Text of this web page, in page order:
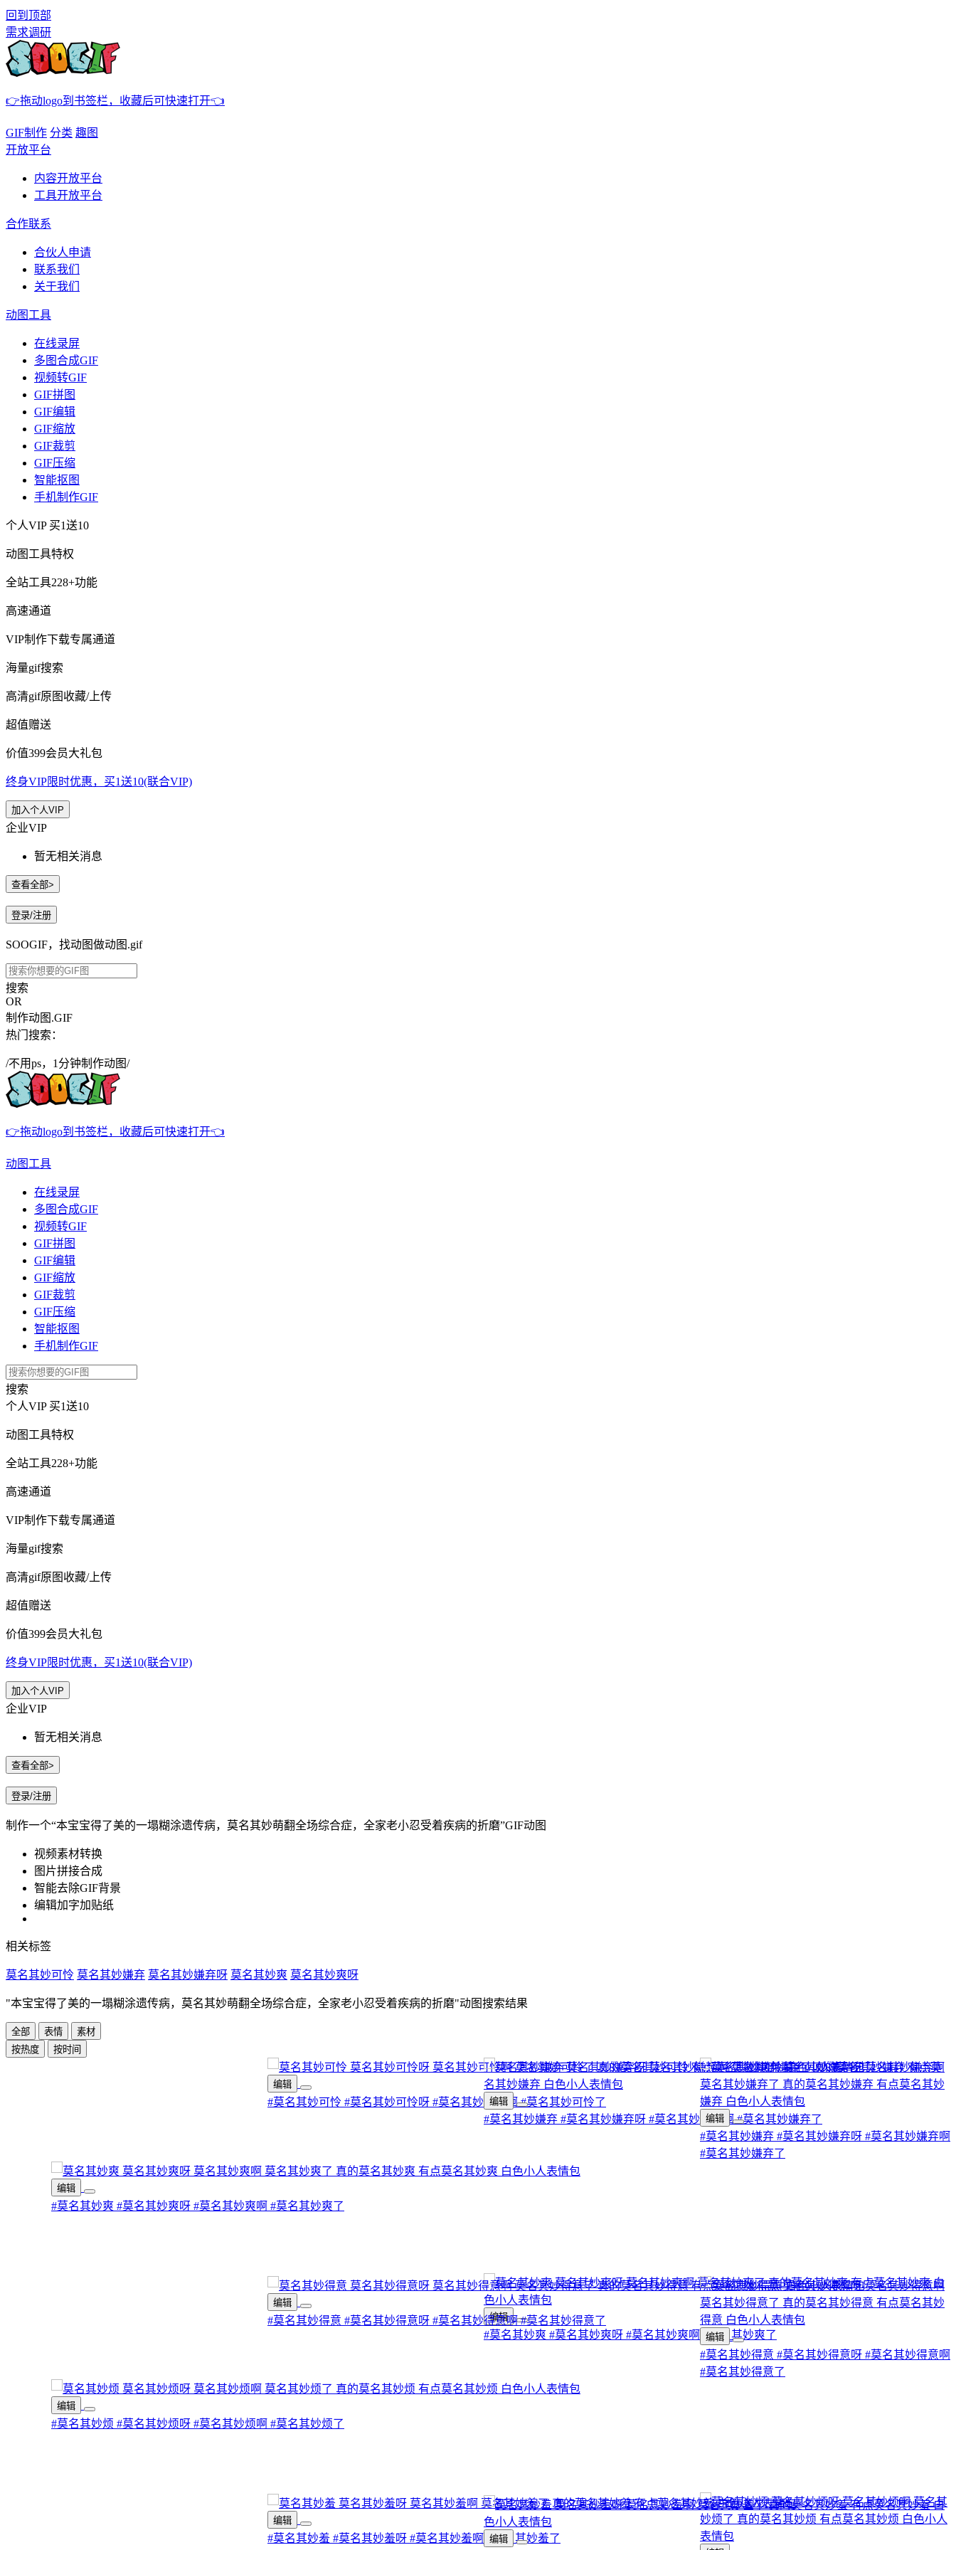
回到顶部
需求调研
👉拖动logo到书签栏，收藏后可快速打开👈
GIF制作 分类 趣图
开放平台
内容开放平台
工具开放平台
合作联系
合伙人申请
联系我们
关于我们
动图工具
在线录屏
多图合成GIF
视频转GIF
GIF拼图
GIF编辑
GIF缩放
GIF裁剪
GIF压缩
智能抠图
手机制作GIF
个人VIP 买1送10
动图工具特权
全站工具228+功能
高速通道
VIP制作下载专属通道
海量gif搜索
高清gif原图收藏/上传
超值赠送
价值399会员大礼包
终身VIP限时优惠，买1送10(联合VIP)
加入个人VIP
企业VIP
暂无相关消息
查看全部>
登录/注册
SOOGIF，找动图做动图.gif
搜索
OR
制作动图.GIF
热门搜索：
/不用ps，1分钟制作动图/
👉拖动logo到书签栏，收藏后可快速打开👈
动图工具
在线录屏
多图合成GIF
视频转GIF
GIF拼图
GIF编辑
GIF缩放
GIF裁剪
GIF压缩
智能抠图
手机制作GIF
搜索
个人VIP 买1送10
动图工具特权
全站工具228+功能
高速通道
VIP制作下载专属通道
海量gif搜索
高清gif原图收藏/上传
超值赠送
价值399会员大礼包
终身VIP限时优惠，买1送10(联合VIP)
加入个人VIP
企业VIP
暂无相关消息
查看全部>
登录/注册
制作一个“本宝宝得了美的一塌糊涂遗传病，莫名其妙萌翻全场综合症，全家老小忍受着疾病的折磨”GIF动图
视频素材转换
图片拼接合成
智能去除GIF背景
编辑加字加贴纸
相关标签
莫名其妙可怜 莫名其妙嫌弃 莫名其妙嫌弃呀 莫名其妙爽 莫名其妙爽呀
"本宝宝得了美的一塌糊涂遗传病，莫名其妙萌翻全场综合症，全家老小忍受着疾病的折磨"动图搜索结果
全部 表情
素材
按热度
按时间
编辑
#莫名其妙可怜 #莫名其妙可怜呀 #莫名其妙可怜啊 #莫名其妙可怜了
编辑
#莫名其妙嫌弃 #莫名其妙嫌弃呀 #莫名其妙嫌弃啊 #莫名其妙嫌弃了
编辑
#莫名其妙嫌弃 #莫名其妙嫌弃呀 #莫名其妙嫌弃啊
#莫名其妙嫌弃了
编辑
#莫名其妙爽 #莫名其妙爽呀 #莫名其妙爽啊 #莫名其妙爽了
编辑
#莫名其妙爽 #莫名其妙爽呀 #莫名其妙爽啊 #莫名其妙爽了
编辑
#莫名其妙得意 #莫名其妙得意呀 #莫名其妙得意啊 #莫名其妙得意了
编辑
#莫名其妙得意 #莫名其妙得意呀 #莫名其妙得意啊
#莫名其妙得意了
编辑
#莫名其妙烦 #莫名其妙烦呀 #莫名其妙烦啊 #莫名其妙烦了
编辑
#莫名其妙羞 #莫名其妙羞呀 #莫名其妙羞啊 #莫名其妙羞了
编辑